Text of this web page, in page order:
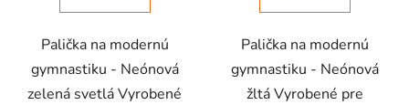
Palička na modernú
gymnastiku - Neónová
zelená svetlá Vyrobené
Palička na modernú
gymnastiku - Neónová
žltá Vyrobené pre